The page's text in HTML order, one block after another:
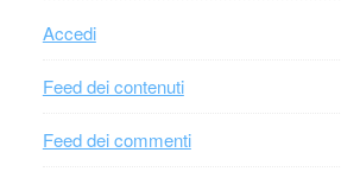
Accedi
Feed dei contenuti
Feed dei commenti